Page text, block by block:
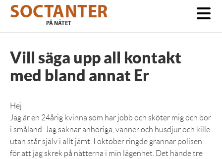
Skip
content
SOCTANTER
PÅ NÄTET
Vill säga upp all kontakt
med bland annat Er
Hej
Jag är en 24årig kvinna som har jobb och sköter mig och bor
i småland. Jag saknar anhöriga, vänner och husdjur och kille
utan står själv i allt jämt. I oktober ringde grannar polisen
för att jag skrek på nätterna i min lägenhet. Det hände tre